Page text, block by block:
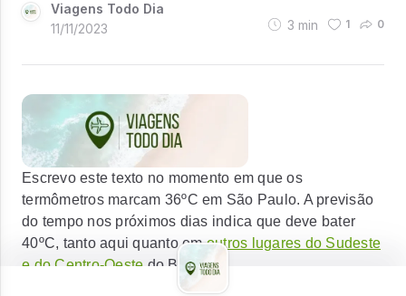
Viagens Todo Dia
11/11/2023
3 min 1 0
Escrevo este texto no momento em que os
termômetros marcam 36ºC em São Paulo. A previsão
do tempo nos próximos dias indica que deve bater
40ºC, tanto aqui quanto emoutros lugares do Sudeste
e do Centro-Oeste do Brasil.